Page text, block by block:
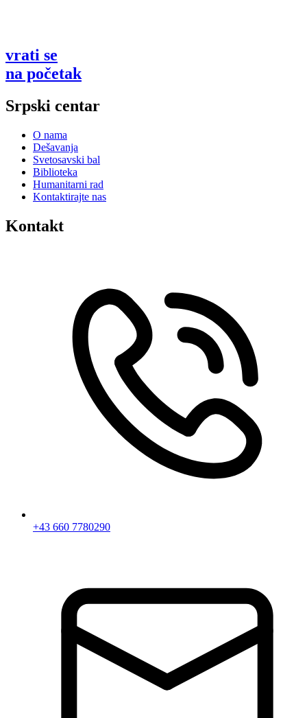
vrati se
na početak
Srpski centar
O nama
Dešavanja
Svetosavski bal
Biblioteka
Humanitarni rad
Kontaktirajte nas
Kontakt
+43 660 7780290